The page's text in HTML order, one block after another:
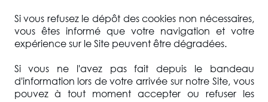
Si vous refusez le dépôt des cookies non nécessaires,
vous êtes informé que votre navigation et votre
expérience sur le Site peuvent être dégradées.
Si vous ne l'avez pas fait depuis le bandeau
d'information lors de votre arrivée sur notre Site, vous
pouvez à tout moment accepter ou refuser les